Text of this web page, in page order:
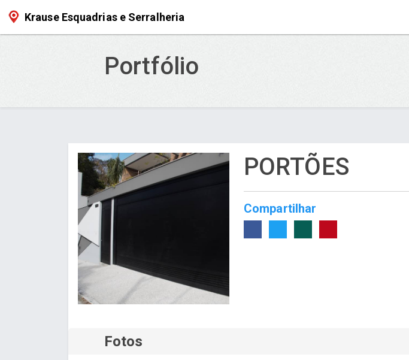
Krause Esquadrias e Serralheria
Portfólio
PORTÕES
Compartilhar
Fotos